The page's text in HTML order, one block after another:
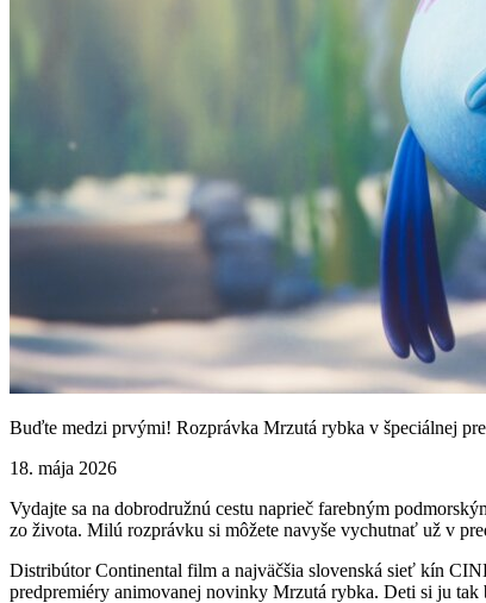
Buďte medzi prvými! Rozprávka Mrzutá rybka v špeciálnej
18. mája 2026
Vydajte sa na dobrodružnú cestu naprieč farebným
zo života. Milú rozprávku si môžete navyše vychutnať už v
Distribútor Continental film a najväčšia slovenská sieť kín
predpremiéry animovanej novinky Mrzutá rybka. Deti si ju